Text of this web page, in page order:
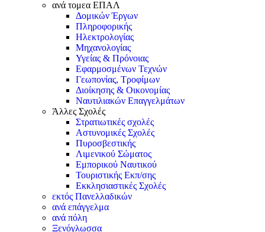
ανά τομεα ΕΠΑΛ
Δομικών Έργων
Πληροφορικής
Ηλεκτρολογίας
Μηχανολογίας
Υγείας & Πρόνοιας
Εφαρμοσμένων Τεχνών
Γεωπονίας, Τροφίμων
Διοίκησης & Οικονομίας
Ναυτιλιακών Επαγγελμάτων
Άλλες Σχολές
Στρατιωτικές σχολές
Αστυνομικές Σχολές
Πυροσβεστικής
Λιμενικού Σώματος
Εμπορικού Ναυτικού
Τουριστικής Εκπ/σης
Εκκλησιαστικές Σχολές
εκτός Πανελλαδικών
ανά επάγγελμα
ανά πόλη
Ξενόγλωσσα